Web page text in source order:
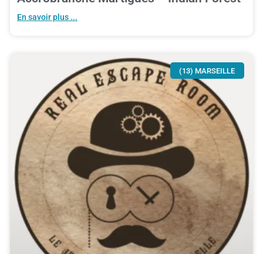
En savoir plus ...
(13) MARSEILLE